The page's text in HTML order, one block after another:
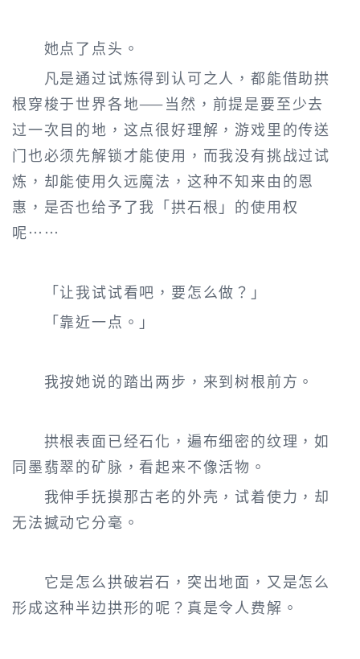
她点了点头。
凡是通过试炼得到认可之人，都能借助拱
根穿梭于世界各地——当然，前提是要至少去
过一次目的地，这点很好理解，游戏里的传送
门也必须先解锁才能使用，而我没有挑战过试
炼，却能使用久远魔法，这种不知来由的恩
惠，是否也给予了我「拱石根」的使用权
呢……
「让我试试看吧，要怎么做？」
「靠近一点。」
我按她说的踏出两步，来到树根前方。
拱根表面已经石化，遍布细密的纹理，如
同墨翡翠的矿脉，看起来不像活物。
我伸手抚摸那古老的外壳，试着使力，却
无法撼动它分毫。
它是怎么拱破岩石，突出地面，又是怎么
形成这种半边拱形的呢？真是令人费解。